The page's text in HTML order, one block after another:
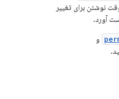
نوشتن برای تغییر
آورد.
و